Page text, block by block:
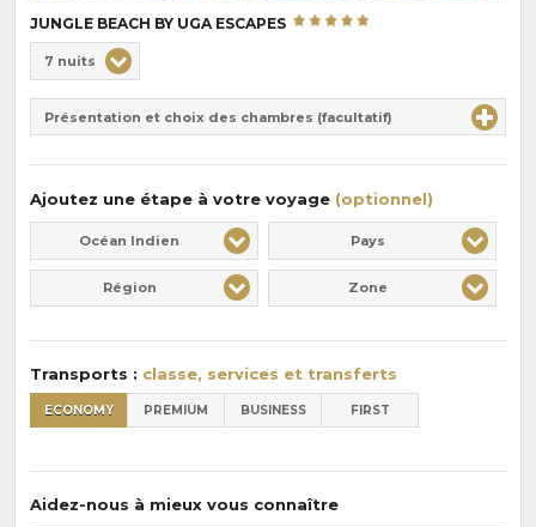
JUNGLE BEACH BY UGA ESCAPES
de
pension
:
Durée
7 nuits
Présentation et choix des chambres (facultatif)
Ajoutez une étape à votre voyage (optionnel)
Océan Indien Pays
Région Zone
Transports : classe, services et transferts
ECONOMY PREMIUM BUSINESS FIRST
Aidez-nous à mieux vous connaître